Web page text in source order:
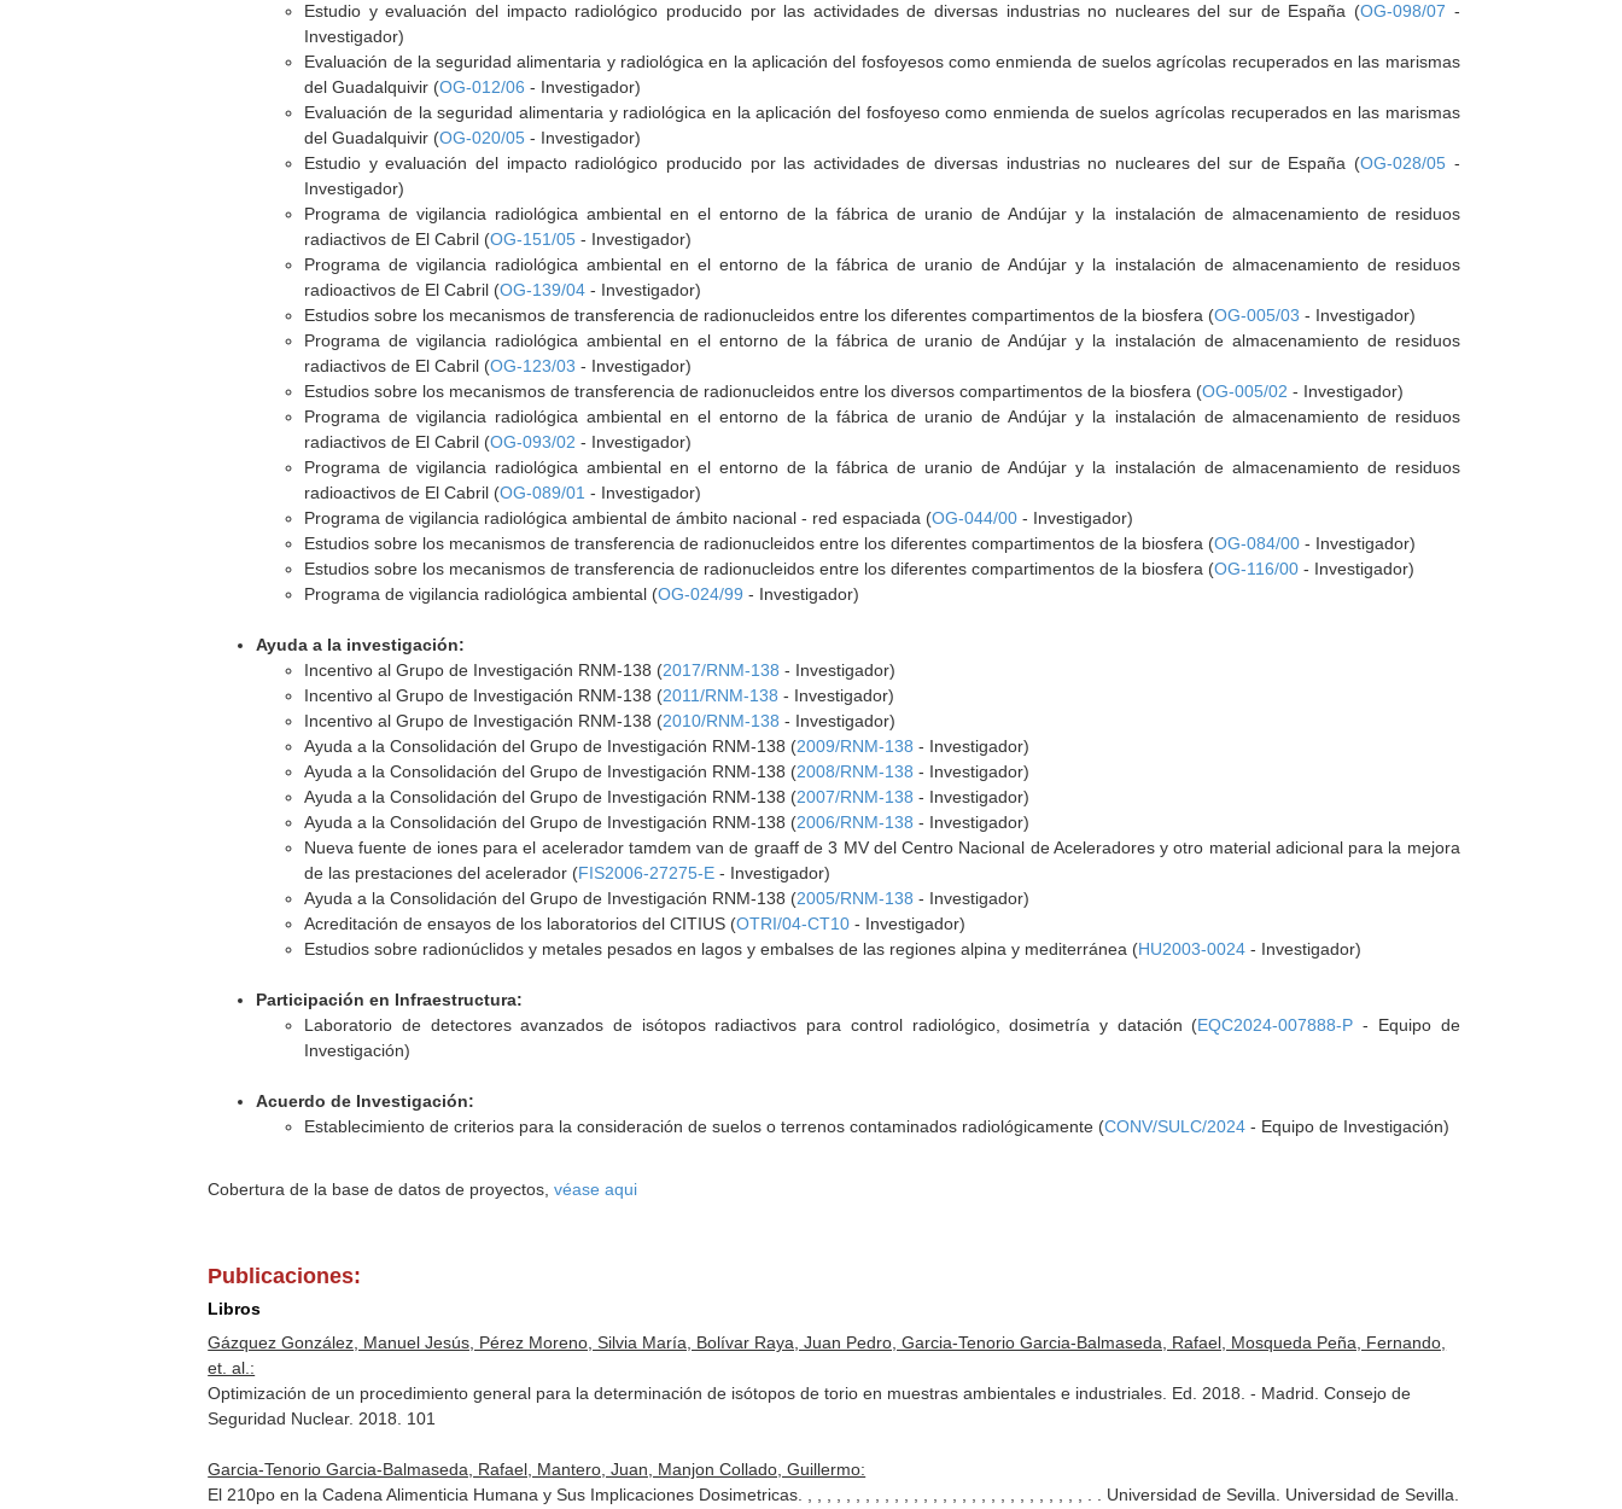
Estudio y evaluación del impacto radiológico producido por las actividades de diversas industrias no nucleares del sur de España (OG-098/07 -
Investigador)
Evaluación de la seguridad alimentaria y radiológica en la aplicación del fosfoyesos como enmienda de suelos agrícolas recuperados en las marismas
del Guadalquivir (OG-012/06 - Investigador)
Evaluación de la seguridad alimentaria y radiológica en la aplicación del fosfoyeso como enmienda de suelos agrícolas recuperados en las marismas
del Guadalquivir (OG-020/05 - Investigador)
Estudio y evaluación del impacto radiológico producido por las actividades de diversas industrias no nucleares del sur de España (OG-028/05-
Investigador)
Programa de vigilancia radiológica ambiental en el entorno de la fábrica de uranio de Andújar y la instalación de almacenamiento de residuos
radiactivos de El Cabril (OG-151/05 - Investigador)
Programa de vigilancia radiológica ambiental en el entorno de la fábrica de uranio de Andújar y la instalación de almacenamiento de residuos
radioactivos de El Cabril (OG-139/04 - Investigador)
Estudios sobre los mecanismos de transferencia de radionucleidos entre los diferentes compartimentos de la biosfera (OG-005/03 - Investigador)
Programa de vigilancia radiológica ambiental en el entorno de la fábrica de uranio de Andújar y la instalación de almacenamiento de residuos
radiactivos de El Cabril (OG-123/03 - Investigador)
Estudios sobre los mecanismos de transferencia de radionucleidos entre los diversos compartimentos de la biosfera (OG-005/02 - Investigador)
Programa de vigilancia radiológica ambiental en el entorno de la fábrica de uranio de Andújar y la instalación de almacenamiento de residuos
radiactivos de El Cabril (OG-093/02 - Investigador)
Programa de vigilancia radiológica ambiental en el entorno de la fábrica de uranio de Andújar y la instalación de almacenamiento de residuos
radioactivos de El Cabril (OG-089/01 - Investigador)
Programa de vigilancia radiológica ambiental de ámbito nacional - red espaciada (OG-044/00 - Investigador)
Estudios sobre los mecanismos de transferencia de radionucleidos entre los diferentes compartimentos de la biosfera (OG-084/00 - Investigador)
Estudios sobre los mecanismos de transferencia de radionucleidos entre los diferentes compartimentos de la biosfera (OG-116/00 - Investigador)
Programa de vigilancia radiológica ambiental (OG-024/99 - Investigador)
Ayuda a la investigación:
Incentivo al Grupo de Investigación RNM-138 (2017/RNM-138 - Investigador)
Incentivo al Grupo de Investigación RNM-138 (2011/RNM-138 - Investigador)
Incentivo al Grupo de Investigación RNM-138 (2010/RNM-138 - Investigador)
Ayuda a la Consolidación del Grupo de Investigación RNM-138 (2009/RNM-138 - Investigador)
Ayuda a la Consolidación del Grupo de Investigación RNM-138 (2008/RNM-138 - Investigador)
Ayuda a la Consolidación del Grupo de Investigación RNM-138 (2007/RNM-138 - Investigador)
Ayuda a la Consolidación del Grupo de Investigación RNM-138 (2006/RNM-138 - Investigador)
Nueva fuente de iones para el acelerador tamdem van de graaff de 3 MV del Centro Nacional de Aceleradores y otro material adicional para la mejora
de las prestaciones del acelerador (FIS2006-27275-E - Investigador)
Ayuda a la Consolidación del Grupo de Investigación RNM-138 (2005/RNM-138 - Investigador)
Acreditación de ensayos de los laboratorios del CITIUS (OTRI/04-CT10 - Investigador)
Estudios sobre radionúclidos y metales pesados en lagos y embalses de las regiones alpina y mediterránea (HU2003-0024 - Investigador)
Participación en Infraestructura:
Laboratorio de detectores avanzados de isótopos radiactivos para control radiológico, dosimetría y datación (EQC2024-007888-P - Equipo de
Investigación)
Acuerdo de Investigación:
Establecimiento de criterios para la consideración de suelos o terrenos contaminados radiológicamente (CONV/SULC/2024 - Equipo de Investigación)
Cobertura de la base de datos de proyectos,véase aqui
Publicaciones:
Libros
Gázquez González, Manuel Jesús, Pérez Moreno, Silvia María, Bolívar Raya, Juan Pedro, Garcia-Tenorio Garcia-Balmaseda, Rafael, Mosqueda Peña, Fernando,
et. al.:
Optimización de un procedimiento general para la determinación de isótopos de torio en muestras ambientales e industriales. Ed. 2018. - Madrid. Consejo de
Seguridad Nuclear. 2018. 101
Garcia-Tenorio Garcia-Balmaseda, Rafael, Mantero, Juan, Manjon Collado, Guillermo:
El 210po en la Cadena Alimenticia Humana y Sus Implicaciones Dosimetricas. , , , , , , , , , , , , , , , , , , , , , , , , , , , , , . . Universidad de Sevilla. Universidad de Sevilla.